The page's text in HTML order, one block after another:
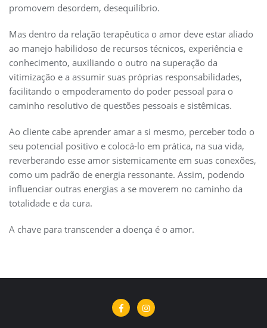
promovem desordem, desequilíbrio.
Mas dentro da relação terapêutica o amor deve estar aliado
ao manejo habilidoso de recursos técnicos, experiência e
conhecimento, auxiliando o outro na superação da
vitimização e a assumir suas próprias responsabilidades,
facilitando o empoderamento do poder pessoal para o
caminho resolutivo de questões pessoais e sistêmicas.
Ao cliente cabe aprender amar a si mesmo, perceber todo o
seu potencial positivo e colocá-lo em prática, na sua vida,
reverberando esse amor sistemicamente em suas conexões,
como um padrão de energia ressonante. Assim, podendo
influenciar outras energias a se moverem no caminho da
totalidade e da cura.
A chave para transcender a doença é o amor.